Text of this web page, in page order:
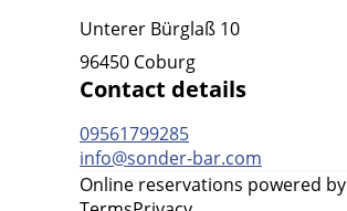
Unterer Bürglaß 10
96450 Coburg
Contact details
09561799285
info@sonder-bar.com
Online reservations powered by